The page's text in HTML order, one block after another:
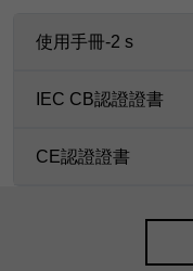
使用手冊-2 s
IEC CB認證證書
CE認證證書